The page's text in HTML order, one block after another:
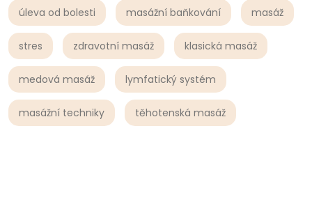
úleva od bolesti masážní baňkování masáž
stres zdravotní masáž klasická masáž
medová masáž lymfatický systém
masážní techniky těhotenská masáž